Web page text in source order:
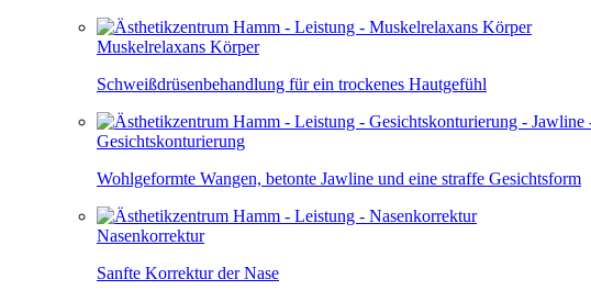
Muskelrelaxans Körper
Schweißdrüsenbehandlung für ein trockenes Hautgefühl
Gesichtskonturierung
Wohlgeformte Wangen, betonte Jawline und eine straffe Gesichtsform
Nasenkorrektur
Sanfte Korrektur der Nase